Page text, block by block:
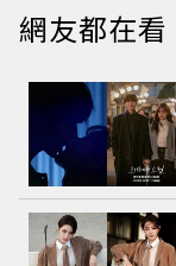
網友都在看